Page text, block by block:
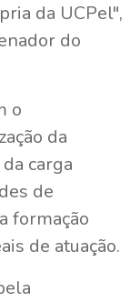
da UCPel",
do
o
da
carga
de
formação
de atuação.